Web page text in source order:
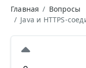
Главная
Вопросы
Java и HTTPS-